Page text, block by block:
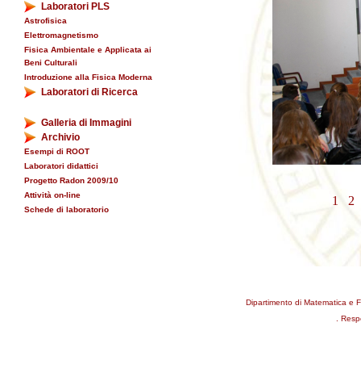
Laboratori PLS
Astrofisica
Elettromagnetismo
Fisica Ambientale e Applicata ai
Beni Culturali
Introduzione alla Fisica Moderna
Laboratori di Ricerca
Galleria di Immagini
Archivio
Esempi di ROOT
Laboratori didattici
Progetto Radon 2009/10
Attività on-line
Schede di laboratorio
1 2
Dipartimento di Matematica e
.